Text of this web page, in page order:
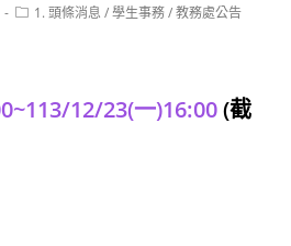
Post1. 頭條消息 /學生事務/教務處公告
12/23(一)16:00(截